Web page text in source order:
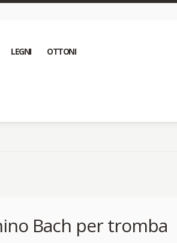
LEGNI OTTONI
Bach per tromba